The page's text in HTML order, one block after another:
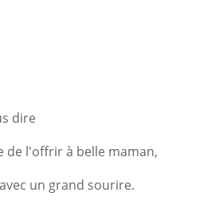
dire
de l'offrir à belle maman,
un grand sourire.